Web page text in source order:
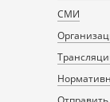
СМИ